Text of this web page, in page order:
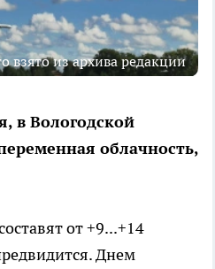
взято из архива редакции
в Вологодской
облачность,
от +9...+14
Днем